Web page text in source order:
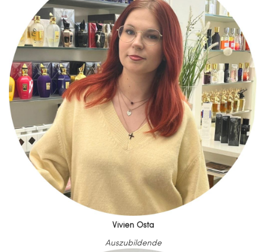
Vivien Osta
Auszubildende